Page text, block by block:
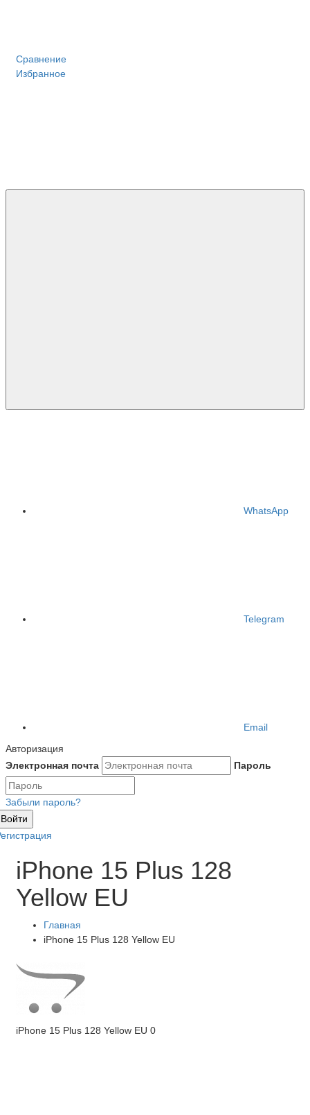
Сравнение
Избранное
WhatsApp
Telegram
Email
Авторизация
Электронная почта
Пароль
Забыли пароль?
Войти
iPhone 15 Plus 128
Yellow EU
Главная
iPhone 15 Plus 128 Yellow EU
iPhone 15 Plus 128 Yellow EU 0